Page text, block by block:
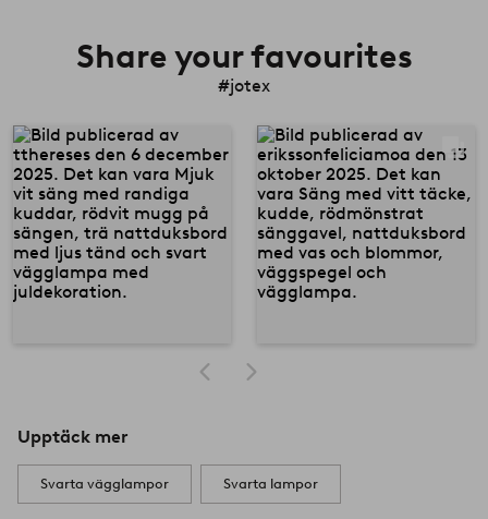
Share your favourites
#jotex
Upptäck mer
Svarta vägglampor Svarta lampor